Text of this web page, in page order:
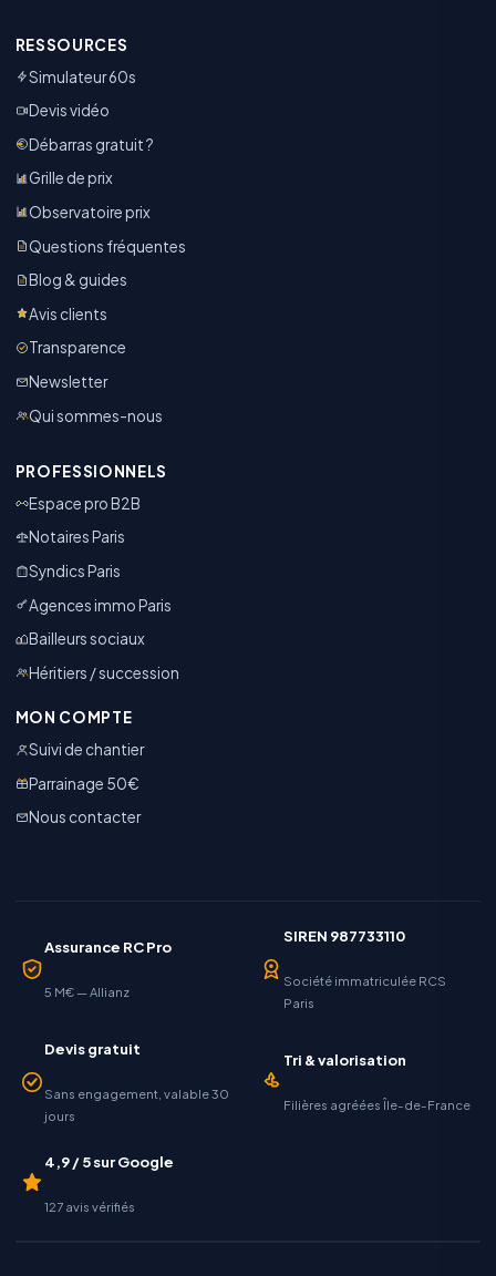
RESSOURCES
Simulateur 60s
Devis vidéo
Débarras gratuit ?
Grille de prix
Observatoire prix
Questions fréquentes
Blog & guides
Avis clients
Transparence
Newsletter
Qui sommes-nous
PROFESSIONNELS
Espace pro B2B
Notaires Paris
Syndics Paris
Agences immo Paris
Bailleurs sociaux
Héritiers / succession
MON COMPTE
Suivi de chantier
Parrainage 50€
Nous contacter
Assurance RC Pro
5 M€ — Allianz
SIREN 987733110
Société immatriculée RCS
Paris
Devis gratuit
Sans engagement, valable 30
jours
Tri & valorisation
Filières agréées Île-de-France
4,9 / 5 sur Google
127 avis vérifiés